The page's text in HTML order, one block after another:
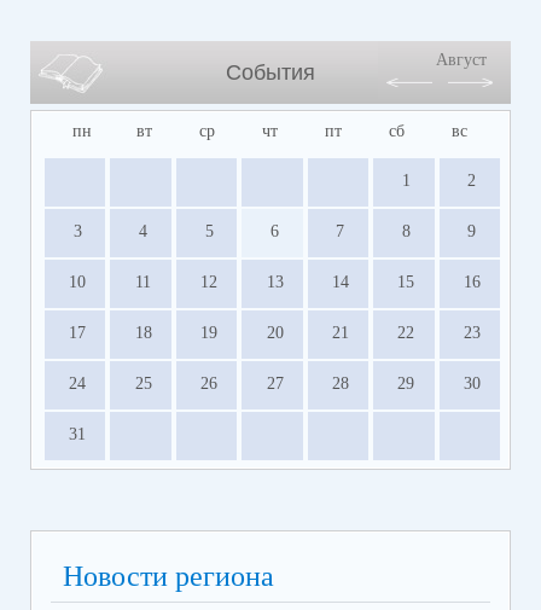
События
Август
пн вт ср чт пт сб вс
1 2
3 4 5 6 7 8 9
10 11 12 13 14 15 16
17 18 19 20 21 22 23
24 25 26 27 28 29 30
31
Новости региона